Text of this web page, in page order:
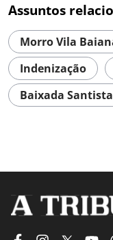
Assuntos
Morro Vila
Indenização
Baixada Santista